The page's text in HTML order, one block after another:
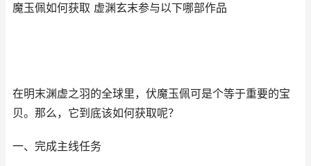
魔玉佩如何获取 虚渊玄末参与以下哪部作品
在明末渊虚之羽的全球里，伏魔玉佩可是个等于重要的宝
贝。那么，它到底该如何获取呢？
一、完成主线任务